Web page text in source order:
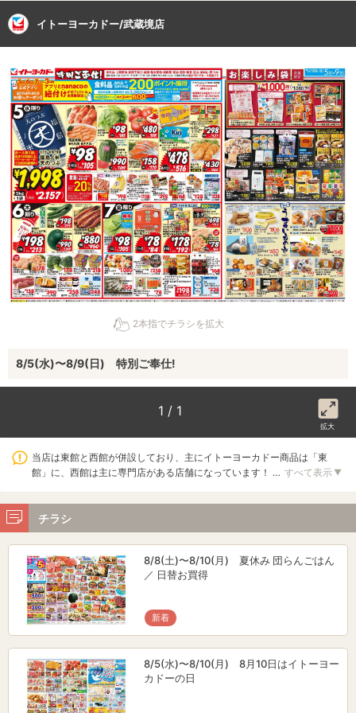
イトーヨーカドー/武蔵境店
2本指でチラシを拡大
8/5(水)〜8/9(日) 特別ご奉仕!
1 / 1
拡大
当店は東館と西館が併設しており、主にイトーヨーカドー商品は「東
館」に、西館は主に専門店がある店舗になっています！ … すべて表示 ▼
チラシ
8/8(土)〜8/10(月) 夏休み 団らんごはん
／ 日替お買得
新着
8/5(水)〜8/10(月) 8月10日はイトーヨー
カドーの日